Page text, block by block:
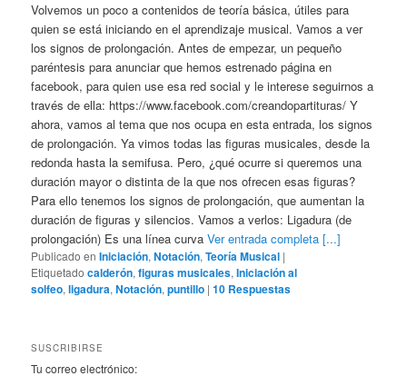
Volvemos un poco a contenidos de teoría básica, útiles para
quien se está iniciando en el aprendizaje musical. Vamos a ver
los signos de prolongación. Antes de empezar, un pequeño
paréntesis para anunciar que hemos estrenado página en
facebook, para quien use esa red social y le interese seguirnos a
través de ella: https://www.facebook.com/creandopartituras/ Y
ahora, vamos al tema que nos ocupa en esta entrada, los signos
de prolongación. Ya vimos todas las figuras musicales, desde la
redonda hasta la semifusa. Pero, ¿qué ocurre si queremos una
duración mayor o distinta de la que nos ofrecen esas figuras?
Para ello tenemos los signos de prolongación, que aumentan la
duración de figuras y silencios. Vamos a verlos: Ligadura (de
prolongación) Es una línea curvaVer entrada completa [...]
Publicado en Iniciación,Notación,Teoría Musical |
Etiquetado calderón,figuras musicales,Iniciación al
solfeo,ligadura,Notación,puntillo |10 Respuestas
SUSCRIBIRSE
Tu correo electrónico: